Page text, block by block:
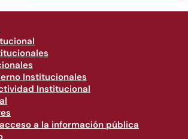
Institucionales
Institucional
a la información pública